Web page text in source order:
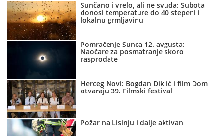
Sunčano i vrelo, ali ne svuda: Subota
donosi temperature do 40 stepeni i
lokalnu grmljavinu
Pomračenje Sunca 12. avgusta:
Naočare za posmatranje skoro
rasprodate
Herceg Novi: Bogdan Diklić i film Dom
otvaraju 39. Filmski festival
Požar na Lisinju i dalje aktivan